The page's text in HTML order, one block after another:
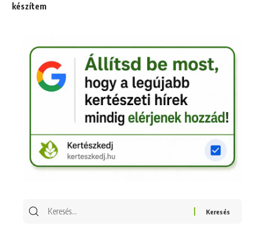
készítem
Keresés